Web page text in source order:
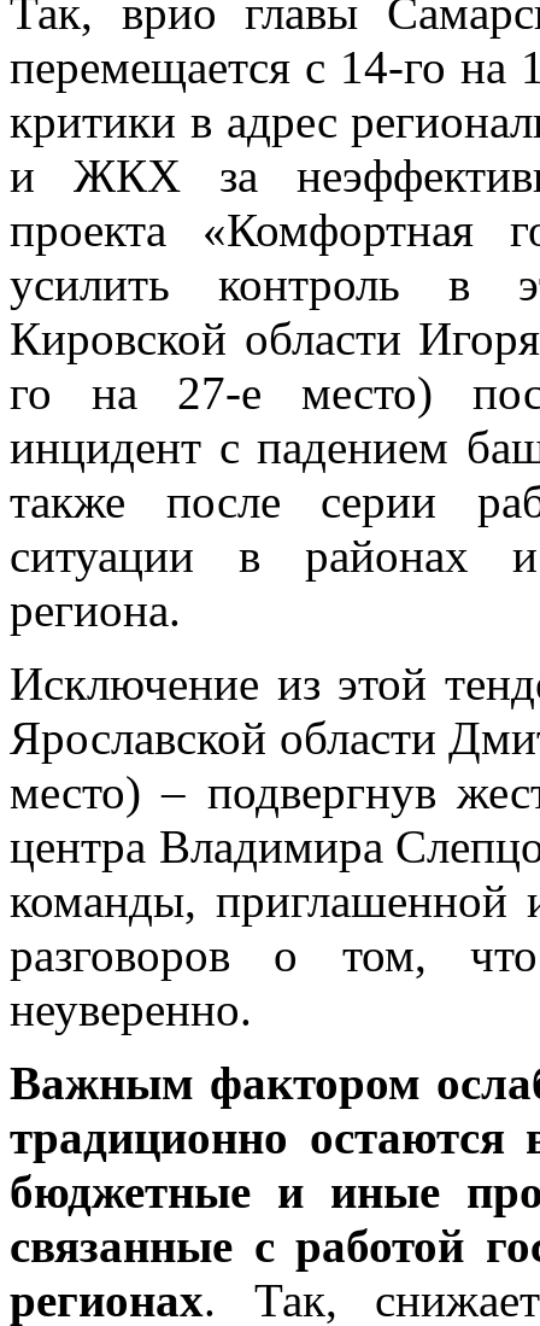
Так, врио главы
перемещается с 14-го на
критики в адрес
и ЖКХ за
проекта «Комфортная
усилить контроль в
Кировской области
го на 27-е место)
инцидент с падением
также после серии
ситуации в районах и
региона.
Исключение из этой
Ярославской области
место) – подвергнув
центра Владимира
команды, приглашенной
разговоров о том, что
неуверенно.
Важным фактором
традиционно
бюджетные и иные
связанные с работой
регионах. Так,